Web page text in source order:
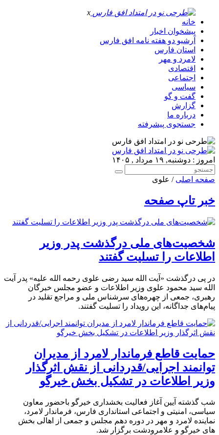
x
خانه
پیشخوان اخبار
آرشیو دو هفته نامه افق فارس
استان فارس
لامرد و مهر
اقتصادی
اجتماعی
سیاسی
گفت و گو
گزارش
درباره ما
جستجوی پیشرفته
امروز : دوشنبه, ۱۹ مرداد , ۱۴۰۵
صفحه اصلی / علوی
خبر تاپ صفحه
شخصیت‌های ملی درگذشت پدر وزیر
اطلاعات را تسلیت گفتند
در پی درگذشت «آیت الله سید رضی علوی رحمه الله علیه» پدر آیت
الله سید محمود علوی وزیر اطلاعات و عضو مجلس خبرگان
رهبری، جمعی از چهره‌های سرشناس ملی و مراجع تقلید در
پیام‌های جداگانه، این رویداد را تسلیت گفتند.
حمایت قاطع فرماندار لامرد از مدیران
توانمند اجرایی/قدردانی از نقش اثرگذار
وزیر اطلاعات در تشکیل بخش خیرگو
شب گذشته آیین آغاز فعالیت بخشداری خیرگو باحضور معاون
سیاسی، امنیتی و اجتماعی استانداری فارس، فرماندار لامرد،
نماینده لامرد و مهر در دوره دهم مجلس و جمعی از اهالی بخش
های خیرگو و علامرودشت برگزار شد.